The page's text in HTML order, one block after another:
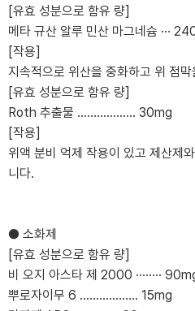
[유효 성분으로 함유 량]
메타 규산 알루 민산 마그네슘 ···
[작용]
지속적으로 위산을 중화하고 위 점
[유효 성분으로 함유 량]
Roth 추출물 .................. 30mg
[작용]
위액 분비 억제 작용이 있고 제산제
니다.
● 소화제
[유효 성분으로 함유 량]
비 오지 아스타 제 2000 ········
뿌로자이무 6 .................. 15mg